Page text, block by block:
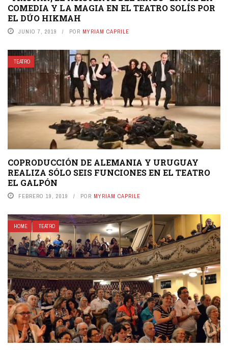
COMEDIA Y LA MAGIA EN EL TEATRO SOLÍS POR
EL DÚO HIKMAH
JUNIO 7, 2019 POR MYRIAM CAPRILE
TEATRO
COPRODUCCIÓN DE ALEMANIA Y URUGUAY
REALIZA SÓLO SEIS FUNCIONES EN EL TEATRO
EL GALPÓN
FEBRERO 19, 2019 POR MYRIAM CAPRILE
HOME TEATRO